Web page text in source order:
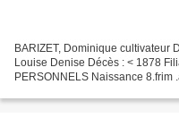
BARIZET, Dominique cultivateur
Louise Denise Décès : < 1878
PERSONNELS Naissance 8.frim